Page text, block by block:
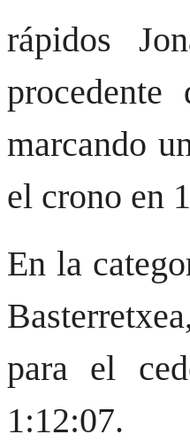
rápidos
marcando
el crono en
En la
para el
1:12:07.